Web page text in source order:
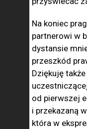
Na koniec
partnerowi w
dystansie
przeszkód
Dziękuję
od pierwszej
i przekazaną
która w